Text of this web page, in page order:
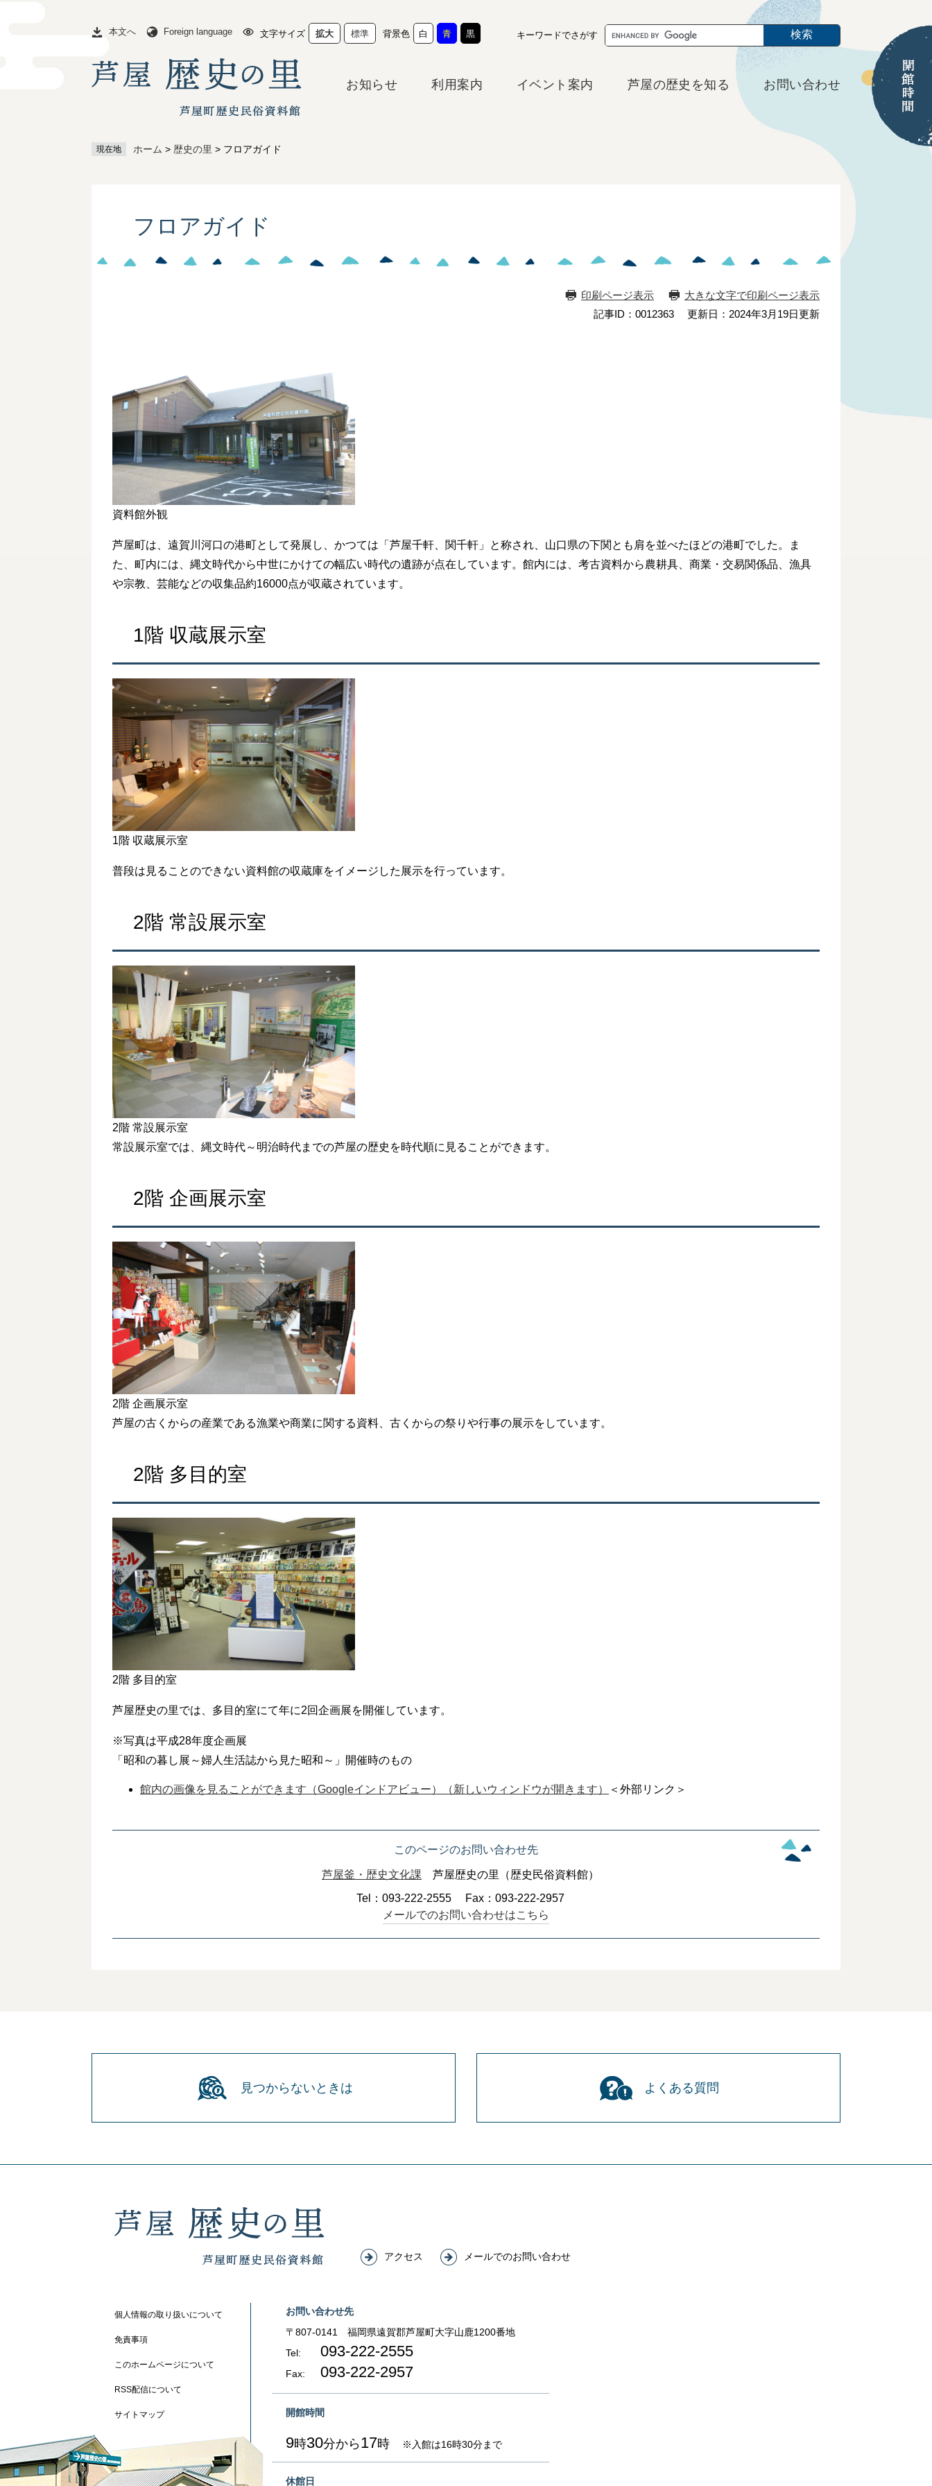
本文へ Foreign language 文字サイズ 拡大 標準 背景色 白 青 黒 キーワードでさがす
G
o
お知らせ 利用案内 イベント案内 芦屋の歴史を知る お問い合わせ
現在地 ホーム > 歴史の里 > フロアガイド
フロアガイド
印刷ページ表示
大きな文字で印刷ページ表示
記事ID：0012363
更新日：2024年3月19日更新
資料館外観
芦屋町は、遠賀川河口の港町として発展し、かつては「芦屋千軒、関千軒」と称され、山口県の下関とも肩を並べたほどの港町でした。ま
た、町内には、縄文時代から中世にかけての幅広い時代の遺跡が点在しています。館内には、考古資料から農耕具、商業・交易関係品、漁具
や宗教、芸能などの収集品約16000点が収蔵されています。
1階 収蔵展示室
1階 収蔵展示室
普段は見ることのできない資料館の収蔵庫をイメージした展示を行っています。
2階 常設展示室
2階 常設展示室
常設展示室では、縄文時代～明治時代までの芦屋の歴史を時代順に見ることができます。
2階 企画展示室
2階 企画展示室
芦屋の古くからの産業である漁業や商業に関する資料、古くからの祭りや行事の展示をしています。
2階 多目的室
2階 多目的室
芦屋歴史の里では、多目的室にて年に2回企画展を開催しています。
※写真は平成28年度企画展
「昭和の暮し展～婦人生活誌から見た昭和～」開催時のもの
館内の画像を見ることができます（Googleインドアビュー）（新しいウィンドウが開きます） ＜外部リンク＞
このページのお問い合わせ先
芦屋釜・歴史文化課
芦屋歴史の里（歴史民俗資料館）
Tel：093-222-2555
Fax：093-222-2957
メールでのお問い合わせはこちら
見つからないときは よくある質問
アクセス メールでのお問い合わせ
個人情報の取り扱いについて
免責事項
このホームページについて
RSS配信について
サイトマップ
お問い合わせ先
〒807-0141
福岡県遠賀郡芦屋町大字山鹿1200番地
Tel:
093-222-2555
Fax: 093-222-2957
開館時間
9時30分から17時 ※入館は16時30分まで
休館日